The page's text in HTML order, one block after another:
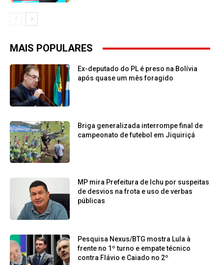
MAIS POPULARES
Ex-deputado do PL é preso na Bolívia
após quase um mês foragido
Briga generalizada interrompe final de
campeonato de futebol em Jiquiriçá
MP mira Prefeitura de Ichu por suspeitas
de desvios na frota e uso de verbas
públicas
Pesquisa Nexus/BTG mostra Lula à
frente no 1º turno e empate técnico
contra Flávio e Caiado no 2º